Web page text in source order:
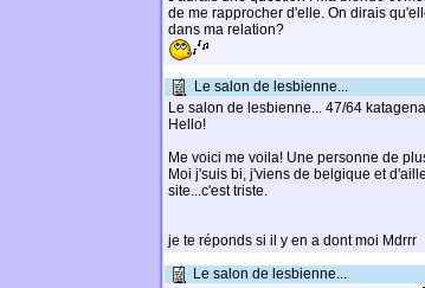
de me rapprocher d'elle. On dirais
dans ma relation?
Le salon de lesbienne...
Le salon de lesbienne... 47/64
Hello!
Me voici me voila! Une personne de
Moi j'suis bi, j'viens de belgique et
site...c'est triste.
je te réponds si il y en a dont moi Mdrrr
Le salon de lesbienne...